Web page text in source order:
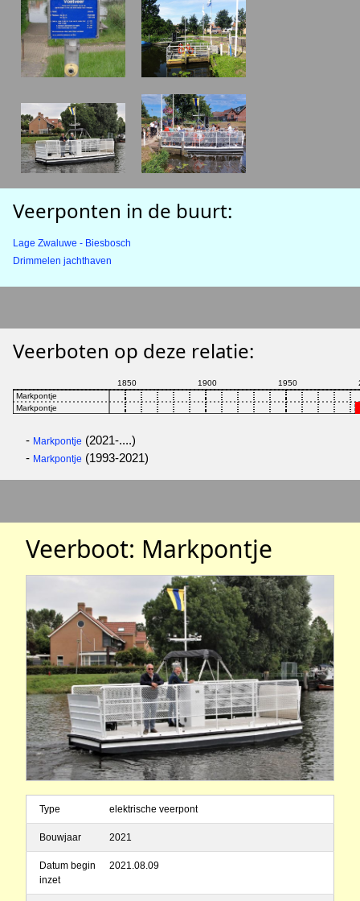
Veerponten in de buurt:
Lage Zwaluwe - Biesbosch
Drimmelen jachthaven
Veerboten op deze relatie:
- Markpontje (2021-....)
- Markpontje (1993-2021)
Veerboot: Markpontje
Type elektrische veerpont
Bouwjaar 2021
Datum begin
inzet
2021.08.09